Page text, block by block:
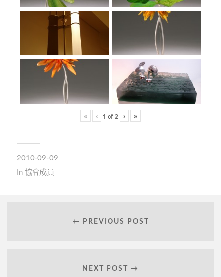
« ‹ 1 of2 › »
2010-09-09
In 協會成員
← PREVIOUS POST
NEXT POST →